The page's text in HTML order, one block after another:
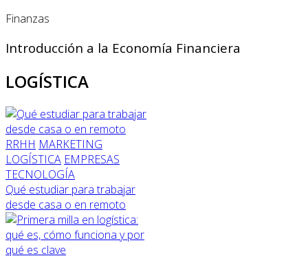
Finanzas
Introducción a la Economía Financiera
LOGÍSTICA
RRHH MARKETING
LOGÍSTICA EMPRESAS
TECNOLOGÍA
Qué estudiar para trabajar
desde casa o en remoto